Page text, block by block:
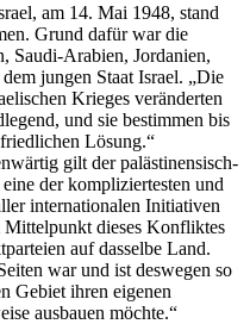
am 14. Mai 1948, stand
Grund dafür war die
Saudi-Arabien, Jordanien,
jungen Staat Israel. „Die
Krieges veränderten
und sie bestimmen bis
Lösung.“
gilt der palästinensisch-
der kompliziertesten und
internationalen Initiativen
dieses Konfliktes
auf dasselbe Land.
war und ist deswegen so
Gebiet ihren eigenen
ausbauen möchte.“